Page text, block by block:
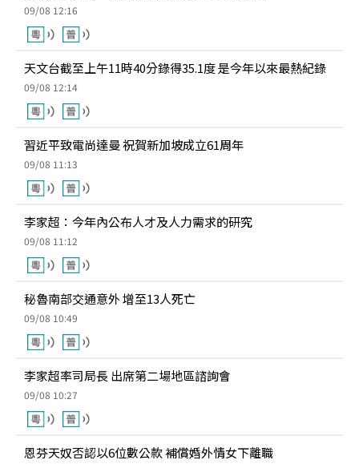
09/08 12:16
天文台截至上午11時40分錄得35.1度 是今年以來最熱紀錄
09/08 12:14
習近平致電尚達曼 祝賀新加坡成立61周年
09/08 11:13
李家超：今年內公布人才及人力需求的研究
09/08 11:12
秘魯南部交通意外 增至13人死亡
09/08 10:49
李家超率司局長 出席第二場地區諮詢會
09/08 10:27
恩芬天奴否認以6位數公款 補償婚外情女下離職